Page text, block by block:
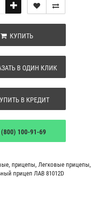
КУПИТЬ
В ОДИН КЛИК
В КРЕДИТ
100-91-69
, прицепы, Легковые прицепы,
прицеп ЛАВ 81012D